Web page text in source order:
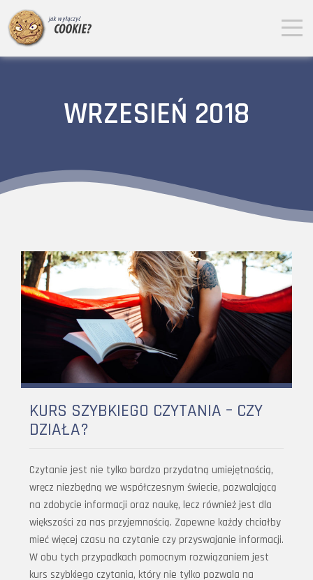
WRZESIEŃ 2018
KURS SZYBKIEGO CZYTANIA – CZY
DZIAŁA?
Czytanie jest nie tylko bardzo przydatną umiejętnością,
wręcz niezbędną we współczesnym świecie, pozwalającą
na zdobycie informacji oraz naukę, lecz również jest dla
większości za nas przyjemnością. Zapewne każdy chciałby
mieć więcej czasu na czytanie czy przyswajanie informacji.
W obu tych przypadkach pomocnym rozwiązaniem jest
kurs szybkiego czytania, który nie tylko pozwala na